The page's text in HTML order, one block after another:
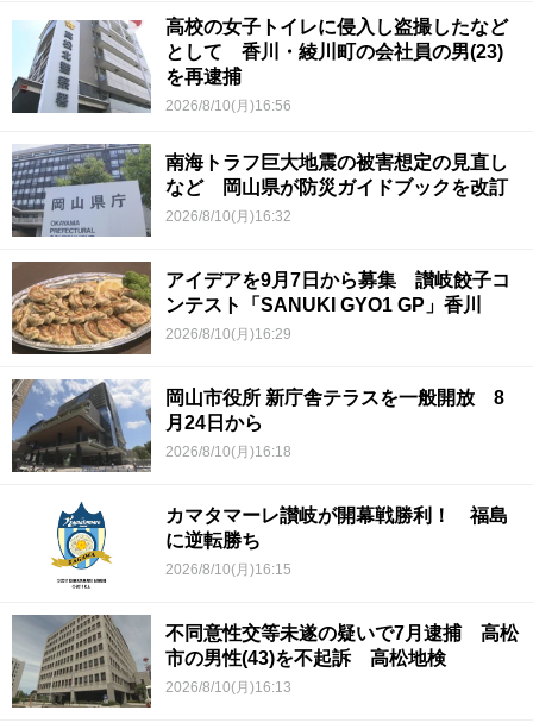
高校の女子トイレに侵入し盗撮したなど
として 香川・綾川町の会社員の男(23)
を再逮捕
2026/8/10(月)16:56
南海トラフ巨大地震の被害想定の見直し
など 岡山県が防災ガイドブックを改訂
2026/8/10(月)16:32
アイデアを9月7日から募集 讃岐餃子コ
ンテスト「SANUKI GYO1 GP」香川
2026/8/10(月)16:29
岡山市役所 新庁舎テラスを一般開放 8
月24日から
2026/8/10(月)16:18
カマタマーレ讃岐が開幕戦勝利！ 福島
に逆転勝ち
2026/8/10(月)16:15
不同意性交等未遂の疑いで7月逮捕 高松
市の男性(43)を不起訴 高松地検
2026/8/10(月)16:13